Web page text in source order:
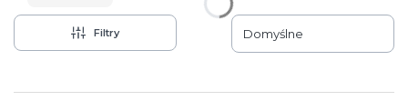
Filtry Domyślne